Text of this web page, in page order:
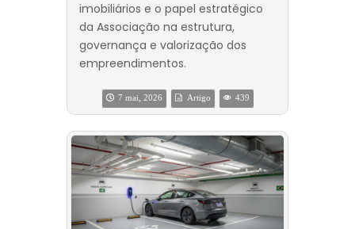
imobiliários e o papel estratégico
da Associação na estrutura,
governança e valorização dos
empreendimentos.
7 mai, 2026 Artigo 439